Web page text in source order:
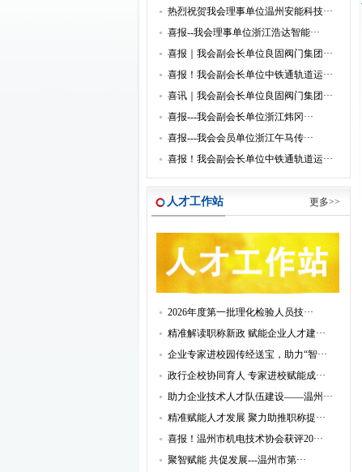
热烈祝贺我会理事单位温州安能科技···
喜报--我会理事单位浙江浩达智能···
喜报｜我会副会长单位良固阀门集团···
喜报！我会副会长单位中铁通轨道运···
喜讯｜我会副会长单位良固阀门集团···
喜报---我会副会长单位浙江炜冈···
喜报---我会会员单位浙江午马传···
喜报！我会副会长单位中铁通轨道运···
人才工作站 更多>>
2026年度第一批理化检验人员技···
精准解读职称新政 赋能企业人才建···
企业专家进校园传经送宝，助力“智···
政行企校协同育人 专家进校赋能成···
助力企业技术人才队伍建设——温州···
精准赋能人才发展 聚力助推职称提···
喜报！温州市机电技术协会获评20···
聚智赋能 共促发展---温州市第···